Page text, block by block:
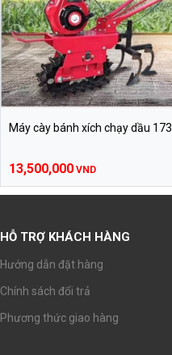
Máy cày bánh xích chạy dầu 173
13,500,000 VND
HỖ TRỢ KHÁCH HÀNG
Hướng dẫn đặt hàng
Chính sách đổi trả
Phương thức giao hàng